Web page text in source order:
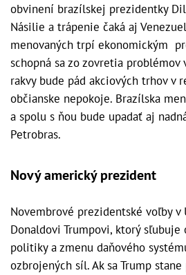
obvinení brazílskej prezidentky
Násilie a trápenie čaká aj
menovaných trpí ekonomickým
schopná sa zo zovretia
rakvy bude pád akciových trhov v
občianske nepokoje. Brazílska
a spolu s ňou bude upadať aj
Petrobras.
Nový americký prezident
Novembrové prezidentské voľby v
Donaldovi Trumpovi, ktorý sľubuje
politiky a zmenu daňového
ozbrojených síl. Ak sa Trump